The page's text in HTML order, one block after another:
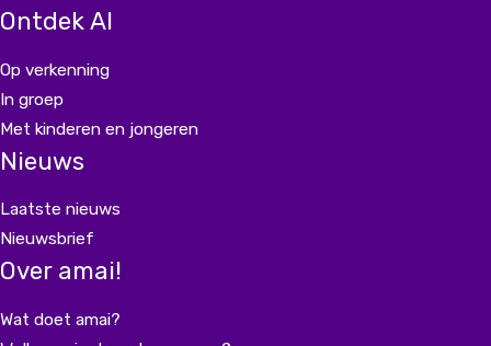
Ontdek AI
Op verkenning
In groep
Met kinderen en jongeren
Nieuws
Laatste nieuws
Nieuwsbrief
Over amai!
Wat doet amai?